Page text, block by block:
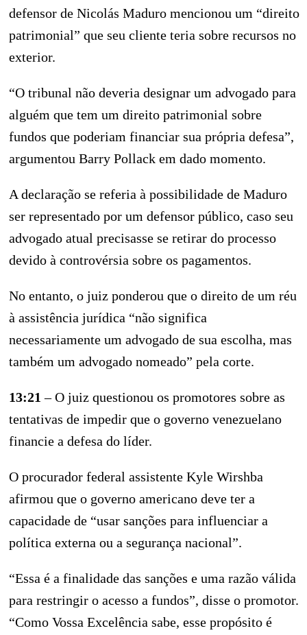
defensor de Nicolás Maduro mencionou um “direito
patrimonial” que seu cliente teria sobre recursos no
exterior.
“O tribunal não deveria designar um advogado para
alguém que tem um direito patrimonial sobre
fundos que poderiam financiar sua própria defesa”,
argumentou Barry Pollack em dado momento.
A declaração se referia à possibilidade de Maduro
ser representado por um defensor público, caso seu
advogado atual precisasse se retirar do processo
devido à controvérsia sobre os pagamentos.
No entanto, o juiz ponderou que o direito de um réu
à assistência jurídica “não significa
necessariamente um advogado de sua escolha, mas
também um advogado nomeado” pela corte.
13:21 – O juiz questionou os promotores sobre as
tentativas de impedir que o governo venezuelano
financie a defesa do líder.
O procurador federal assistente Kyle Wirshba
afirmou que o governo americano deve ter a
capacidade de “usar sanções para influenciar a
política externa ou a segurança nacional”.
“Essa é a finalidade das sanções e uma razão válida
para restringir o acesso a fundos”, disse o promotor.
“Como Vossa Excelência sabe, esse propósito é